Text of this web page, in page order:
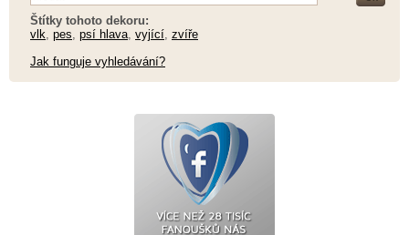
Štítky tohoto dekoru:
vlk pes psí hlava vyjící zvíře
Jak funguje vyhledávání?